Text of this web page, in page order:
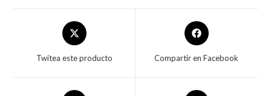
Twitea este producto Compartir en Facebook